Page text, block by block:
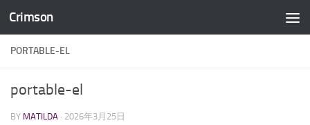
コンテンツへスキップ
Crimson
PORTABLE-EL
portable-el
BY MATILDA · 2026年3月25日